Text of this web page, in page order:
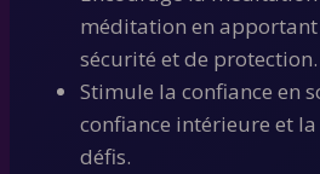
méditation en
sécurité et de protection.
Stimule la confiance en
confiance intérieure et
défis.